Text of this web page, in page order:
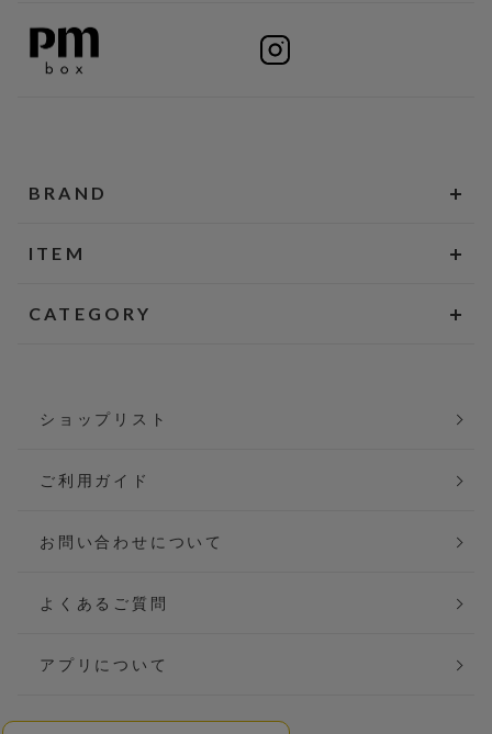
BRAND
ITEM
CATEGORY
ショップリスト
ご利用ガイド
お問い合わせについて
よくあるご質問
アプリについて